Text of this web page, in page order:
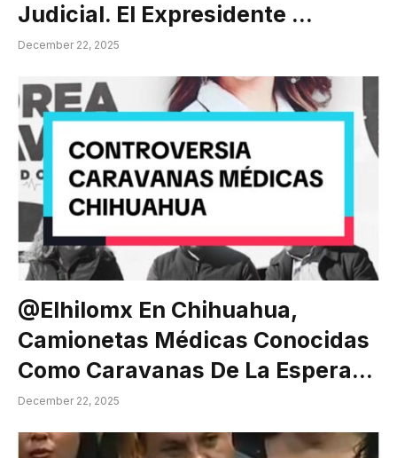
Judicial. El Expresidente …
December 22, 2025
@elhilomx En Chihuahua,
Camionetas Médicas Conocidas
Como Caravanas De La Espera…
December 22, 2025